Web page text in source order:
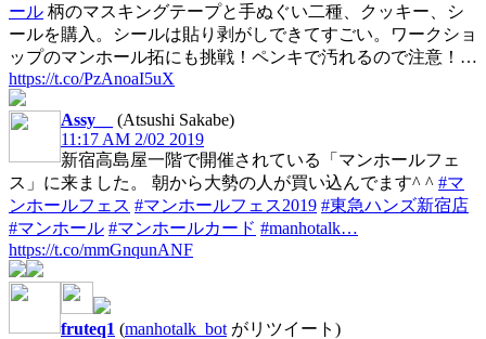
ール 柄のマスキングテープと手ぬぐい二種、クッキー、シ
ールを購入。シールは貼り剥がしできてすごい。ワークショ
ップのマンホール拓にも挑戦！ペンキで汚れるので注意！…
https://t.co/PzAnoaI5uX
Assy__
(Atsushi Sakabe)
11:17 AM 2/02 2019
新宿高島屋一階で開催されている「マンホールフェ
ス」に来ました。 朝から大勢の人が買い込んでます^ ^ #マ
ンホールフェス #マンホールフェス2019 #東急ハンズ新宿店
#マンホール #マンホールカード #manhotalk…
https://t.co/mmGnqunANF
fruteq1 (manhotalk_bot がリツイート)